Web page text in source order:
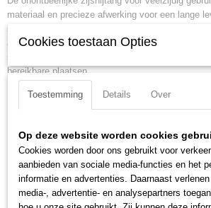
Productcode leverancier
Netto gewicht
Bruto gewicht
Afmetingen (l,b,h)
materiaal en precieze afwerking voor een lange
snijkanten voor zachte en harde draad. Keurige
aan de snijtoppen. Snijkanten extra inductief
snijkanten ca. 62 HRC. Slanke kop voor het
bereikbare plaatsen.
Lengte:110 mm
Tang afwerking:verchroomd
Benen/handgrepen:
met meer-
Kop afwerking:verchroomd
Snijkant:snijkant met facet
Snijcapaciteiten harde draad (diameter):
Snijcapaciteit half harde draad
Cookies toestaan Opties
Toestemming Details Over
Op deze website worden cookies
Cookies worden door ons gebruikt voor
aanbieden van sociale media-functies en het
informatie en advertenties. Daarnaast
media-, advertentie- en analysepartners